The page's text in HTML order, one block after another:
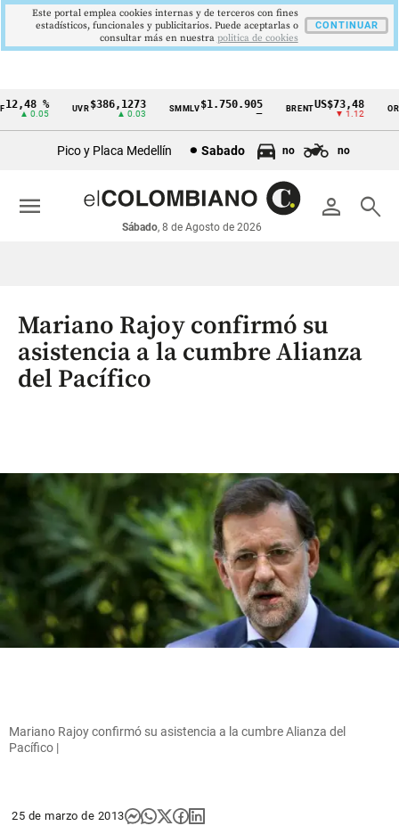
Cintillo
económicos
Colombia
%
▲ 0.05
UVR$386,1273
▲ 0.03
SMMLV$1.750.905 BRENTUS$73,48
▼ 1.12
ORO
Pico y Placa Medellín Sabado no no
person search
Sábado, 8 de Agosto de 2026
menu
Mariano Rajoy confirmó su
asistencia a la cumbre Alianza
del Pacífico
Mariano Rajoy confirmó su asistencia a la cumbre Alianza del
Pacífico |
25 de marzo de 2013
Este portal emplea cookies internas y de terceros con fines
estadísticos, funcionales y publicitarios. Puede aceptarlas o
consultar más en nuestra politica de cookies
CONTINUAR